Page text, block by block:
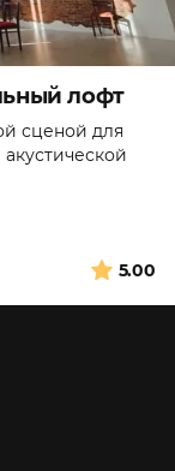
лофт
сценой для
5.00